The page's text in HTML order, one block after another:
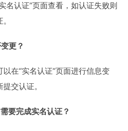
名认证”页面查看，如认证失败则
更？
在“实名认证”页面进行信息变
交认证。
要完成实名认证？